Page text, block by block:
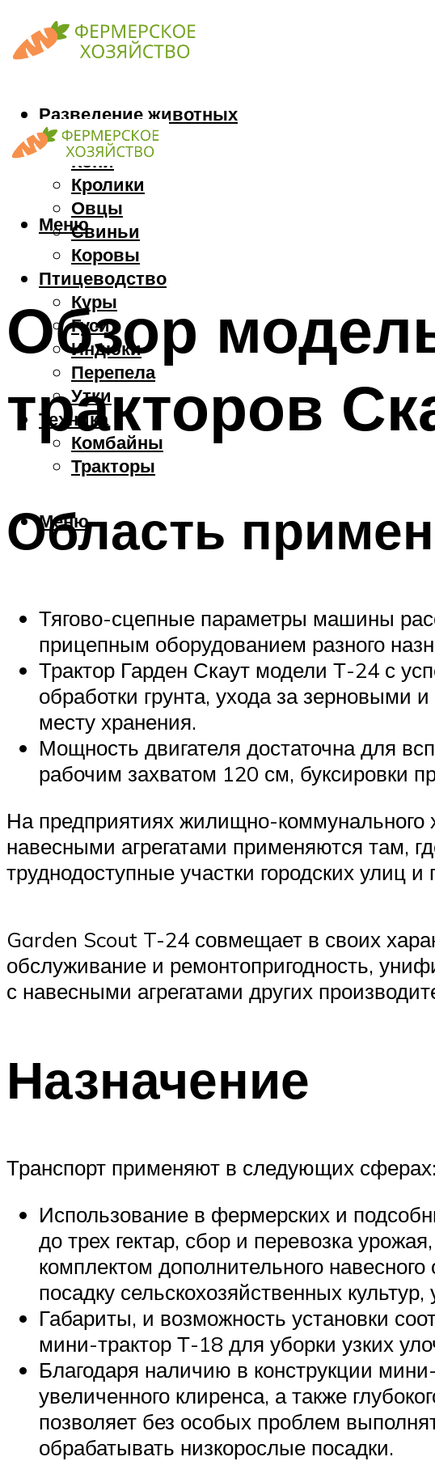
Разведение животных
Козы
Кони
Кролики
Овцы
Свиньи
Коровы
Птицеводство
Куры
Гуси
Индюки
Перепела
Утки
Техника
Комбайны
Тракторы
Меню
Меню
Обзор
тракторов
Область
Тягово-сцепные параметры машины
прицепным оборудованием разного
Трактор Гарден Скаут модели Т-24 с
обработки грунта, ухода за зерновыми
месту хранения.
Мощность двигателя достаточна для
рабочим захватом 120 см, буксировки
На предприятиях жилищно-
навесными агрегатами применяются там,
труднодоступные участки городских улиц
Garden Scout T-24 совмещает в своих
обслуживание и ремонтопригодность,
с навесными агрегатами других
Назначение
Транспорт применяют в следующих сферах:
Использование в фермерских и
до трех гектар, сбор и перевозка
комплектом дополнительного
посадку сельскохозяйственных
Габариты, и возможность установки
мини-трактор Т-18 для уборки узких
Благодаря наличию в конструкции
увеличенного клиренса, а также
позволяет без особых проблем
обрабатывать низкорослые посадки.